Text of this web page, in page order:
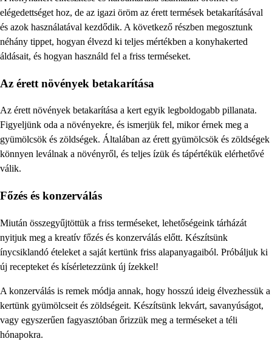
elégedettséget hoz, de az igazi öröm az érett termések betakarításával
és azok használatával kezdődik. A következő részben megosztunk
néhány tippet, hogyan élvezd ki teljes mértékben a konyhakerted
áldásait, és hogyan használd fel a friss terméseket.
Az érett növények betakarítása
Az érett növények betakarítása a kert egyik legboldogabb pillanata.
Figyeljünk oda a növényekre, és ismerjük fel, mikor érnek meg a
gyümölcsök és zöldségek. Általában az érett gyümölcsök és zöldségek
könnyen leválnak a növényről, és teljes ízük és tápértékük elérhetővé
válik.
Főzés és konzerválás
Miután összegyűjtöttük a friss terméseket, lehetőségeink tárházát
nyitjuk meg a kreatív főzés és konzerválás előtt. Készítsünk
ínycsiklandó ételeket a saját kertünk friss alapanyagaiból. Próbáljuk ki
új recepteket és kísérletezzünk új ízekkel!
A konzerválás is remek módja annak, hogy hosszú ideig élvezhessük a
kertünk gyümölcseit és zöldségeit. Készítsünk lekvárt, savanyúságot,
vagy egyszerűen fagyasztóban őrizzük meg a terméseket a téli
hónapokra.